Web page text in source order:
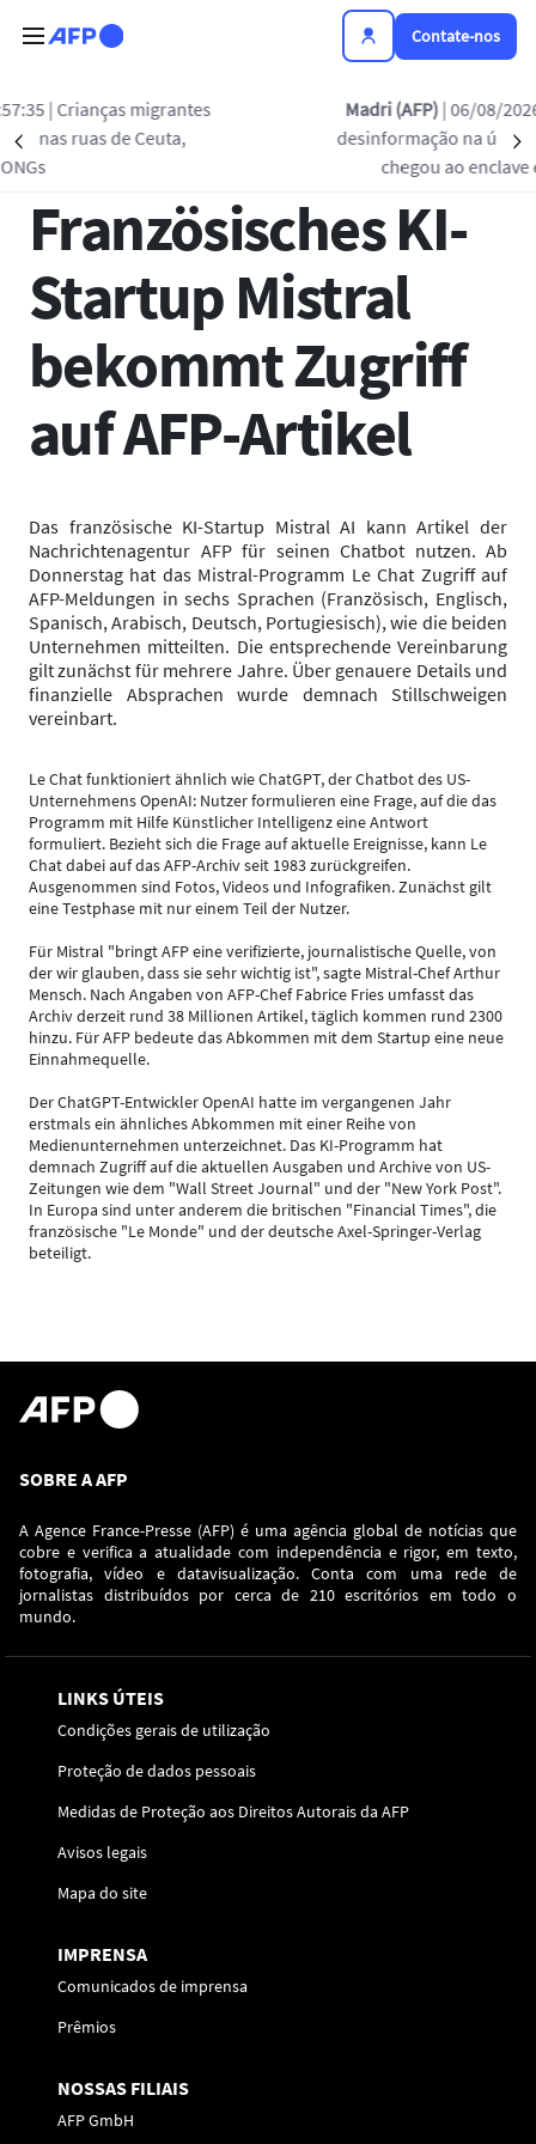
Contate-nos
Précédent
migrantes
Ceuta,
| 06/08/2026 - 19:43:07| O
desinformação na última onda de
chegou ao enclave espanhol de
Voltar à lista
16 JAN 2025 - 10:28
Französisches KI-
Startup Mistral
bekommt Zugriff
auf AFP-Artikel
Das französische KI-Startup Mistral AI kann Artikel der
Nachrichtenagentur AFP für seinen Chatbot nutzen. Ab
Donnerstag hat das Mistral-Programm Le Chat Zugriff auf
AFP-Meldungen in sechs Sprachen (Französisch, Englisch,
Spanisch, Arabisch, Deutsch, Portugiesisch), wie die beiden
Unternehmen mitteilten. Die entsprechende Vereinbarung
gilt zunächst für mehrere Jahre. Über genauere Details und
finanzielle Absprachen wurde demnach Stillschweigen
vereinbart.
Le Chat funktioniert ähnlich wie ChatGPT, der Chatbot des US-
Unternehmens OpenAI: Nutzer formulieren eine Frage, auf die das
Programm mit Hilfe Künstlicher Intelligenz eine Antwort
formuliert. Bezieht sich die Frage auf aktuelle Ereignisse, kann Le
Chat dabei auf das AFP-Archiv seit 1983 zurückgreifen.
Ausgenommen sind Fotos, Videos und Infografiken. Zunächst gilt
eine Testphase mit nur einem Teil der Nutzer.
Für Mistral "bringt AFP eine verifizierte, journalistische Quelle, von
der wir glauben, dass sie sehr wichtig ist", sagte Mistral-Chef Arthur
Mensch. Nach Angaben von AFP-Chef Fabrice Fries umfasst das
Archiv derzeit rund 38 Millionen Artikel, täglich kommen rund 2300
hinzu. Für AFP bedeute das Abkommen mit dem Startup eine neue
Einnahmequelle.
Der ChatGPT-Entwickler OpenAI hatte im vergangenen Jahr
erstmals ein ähnliches Abkommen mit einer Reihe von
Medienunternehmen unterzeichnet. Das KI-Programm hat
demnach Zugriff auf die aktuellen Ausgaben und Archive von US-
Zeitungen wie dem "Wall Street Journal" und der "New York Post".
In Europa sind unter anderem die britischen "Financial Times", die
französische "Le Monde" und der deutsche Axel-Springer-Verlag
beteiligt.
SOBRE A AFP
A Agence France-Presse (AFP) é uma agência global de notícias que
cobre e verifica a atualidade com independência e rigor, em texto,
fotografia, vídeo e datavisualização. Conta com uma rede de
jornalistas distribuídos por cerca de 210 escritórios em todo o
mundo.
LINKS ÚTEIS
Condições gerais de utilização
Proteção de dados pessoais
Medidas de Proteção aos Direitos Autorais da AFP
Avisos legais
Mapa do site
IMPRENSA
Comunicados de imprensa
Prêmios
NOSSAS FILIAIS
AFP GmbH